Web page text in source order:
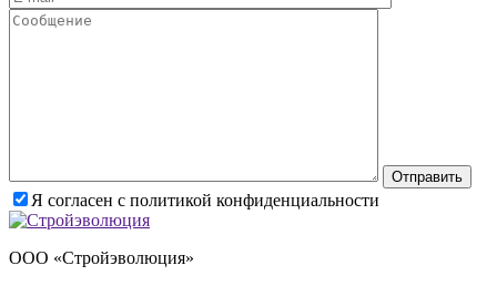
Я согласен с политикой конфиденциальности
ООО «Стройэволюция»